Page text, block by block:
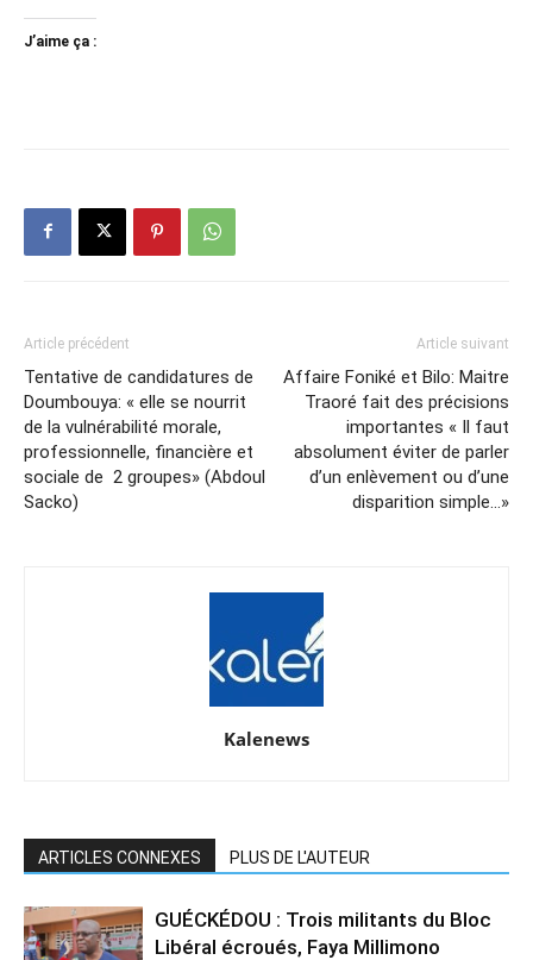
J’aime ça :
Article précédent
Tentative de candidatures de
Doumbouya: « elle se nourrit
de la vulnérabilité morale,
professionnelle, financière et
sociale de 2 groupes» (Abdoul
Sacko)
Article suivant
Affaire Foniké et Bilo: Maitre
Traoré fait des précisions
importantes « Il faut
absolument éviter de parler
d’un enlèvement ou d’une
disparition simple…»
Kalenews
ARTICLES CONNEXES PLUS DE L'AUTEUR
GUÉCKÉDOU : Trois militants du Bloc
Libéral écroués, Faya Millimono